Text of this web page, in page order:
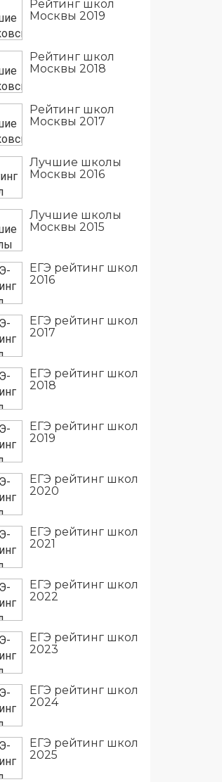
Рейтинг школ
Москвы 2019
Рейтинг школ
Москвы 2018
Рейтинг школ
Москвы 2017
Лучшие школы
Москвы 2016
Лучшие школы
Москвы 2015
ЕГЭ рейтинг школ
2016
ЕГЭ рейтинг школ
2017
ЕГЭ рейтинг школ
2018
ЕГЭ рейтинг школ
2019
ЕГЭ рейтинг школ
2020
ЕГЭ рейтинг школ
2021
ЕГЭ рейтинг школ
2022
ЕГЭ рейтинг школ
2023
ЕГЭ рейтинг школ
2024
ЕГЭ рейтинг школ
2025